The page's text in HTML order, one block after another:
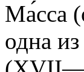
Ма́сса
одна